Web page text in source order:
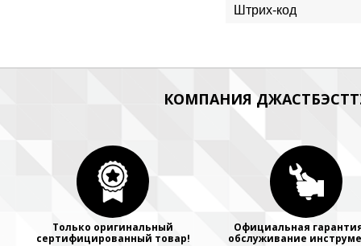
Штрих-код
КОМПАНИЯ
Только оригинальный
сертифицированный товар!
Официальная
обслуживание